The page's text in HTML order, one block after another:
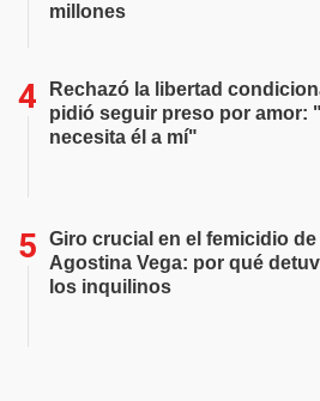
millones
Rechazó la libertad
pidió seguir preso por amor:
necesita él a mí"
Giro crucial en el femicidio de
Agostina Vega: por qué
los inquilinos